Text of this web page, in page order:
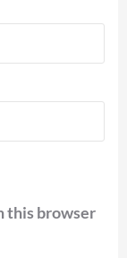
this browser